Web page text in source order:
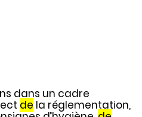
dans un cadre
de la réglementation,